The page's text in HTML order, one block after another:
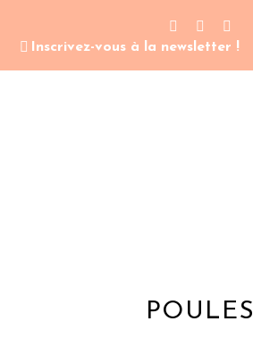
Inscrivez-vous à la newsletter !
POULES